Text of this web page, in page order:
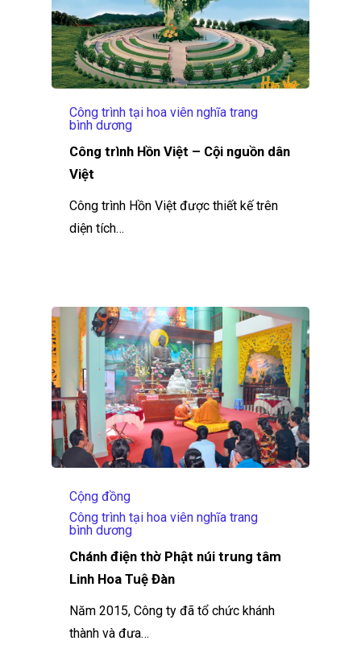
Công trình tại hoa viên nghĩa trang
bình dương
Công trình Hồn Việt – Cội nguồn dân
Việt
Công trình Hồn Việt được thiết kế trên
diện tích…
Cộng đồng
Công trình tại hoa viên nghĩa trang
bình dương
Chánh điện thờ Phật núi trung tâm
Linh Hoa Tuệ Đàn
Năm 2015, Công ty đã tổ chức khánh
thành và đưa…